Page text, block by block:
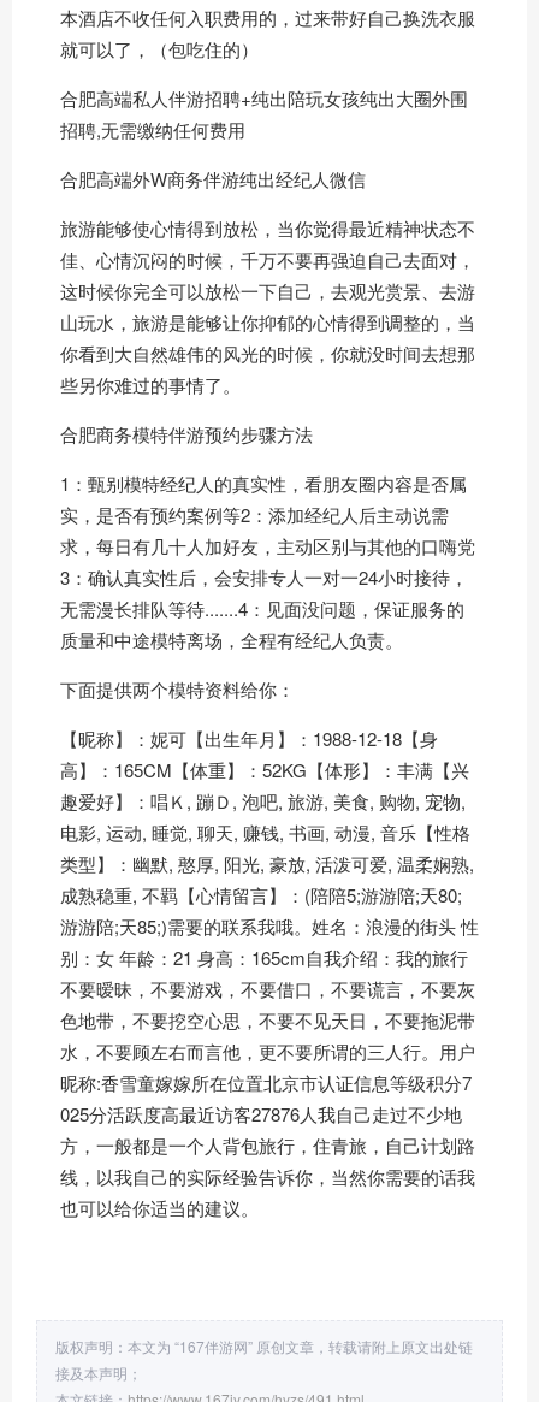
本酒店不收任何入职费用的，过来带好自己换洗衣服
就可以了，（包吃住的）
合肥高端私人伴游招聘+纯出陪玩女孩纯出大圈外围
招聘,无需缴纳任何费用
合肥高端外W商务伴游纯出经纪人微信
旅游能够使心情得到放松，当你觉得最近精神状态不
佳、心情沉闷的时候，千万不要再强迫自己去面对，
这时候你完全可以放松一下自己，去观光赏景、去游
山玩水，旅游是能够让你抑郁的心情得到调整的，当
你看到大自然雄伟的风光的时候，你就没时间去想那
些另你难过的事情了。
合肥商务模特伴游预约步骤方法
1：甄别模特经纪人的真实性，看朋友圈内容是否属
实，是否有预约案例等2：添加经纪人后主动说需
求，每日有几十人加好友，主动区别与其他的口嗨党
3：确认真实性后，会安排专人一对一24小时接待，
无需漫长排队等待.......4：见面没问题，保证服务的
质量和中途模特离场，全程有经纪人负责。
下面提供两个模特资料给你：
【昵称】：妮可【出生年月】：1988-12-18【身
高】：165CM【体重】：52KG【体形】：丰满【兴
趣爱好】：唱Ｋ, 蹦Ｄ, 泡吧, 旅游, 美食, 购物, 宠物,
电影, 运动, 睡觉, 聊天, 赚钱, 书画, 动漫, 音乐【性格
类型】：幽默, 憨厚, 阳光, 豪放, 活泼可爱, 温柔娴熟,
成熟稳重, 不羁【心情留言】：(陪陪5;游游陪;天80;
游游陪;天85;)需要的联系我哦。姓名：浪漫的街头 性
别：女 年龄：21 身高：165cm自我介绍：我的旅行
不要暧昧，不要游戏，不要借口，不要谎言，不要灰
色地带，不要挖空心思，不要不见天日，不要拖泥带
水，不要顾左右而言他，更不要所谓的三人行。用户
昵称:香雪童嫁嫁所在位置北京市认证信息等级积分7
025分活跃度高最近访客27876人我自己走过不少地
方，一般都是一个人背包旅行，住青旅，自己计划路
线，以我自己的实际经验告诉你，当然你需要的话我
也可以给你适当的建议。
版权声明：本文为 “167伴游网” 原创文章，转载请附上原文出处链
接及本声明；